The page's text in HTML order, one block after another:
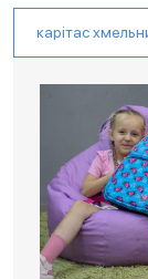
карітас